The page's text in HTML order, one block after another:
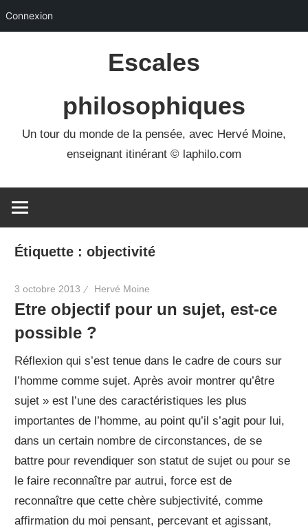
Connexion
Escales
philosophiques
Un tour du monde de la pensée, avec Hervé Moine,
enseignant itinérant © laphilo.com
Étiquette :objectivité
3 octobre 2013 Hervé Moine
Etre objectif pour un sujet, est-ce
possible ?
Réflexion qui s’est tenue dans le cadre de cours sur
l’homme comme sujet. Après avoir montrer qu’être
sujet » est l’une des caractéristiques les plus
importantes de l’homme, au point qu’il s’agit pour lui,
dans un certain nombre de circonstances, de se
battre pour revendiquer son statut de sujet ou pour se
le faire reconnaître par autrui, force est de
reconnaître que cette chère subjectivité, comme
affirmation du moi pensant, percevant et agissant,